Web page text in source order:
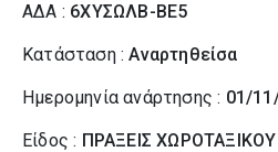
ΑΔΑ : 6ΧΥΣΩΛΒ-ΒΕ5
Κατάσταση :Αναρτηθείσα
Ημερομηνία ανάρτησης : 01/
Είδος : ΠΡΑΞΕΙΣ